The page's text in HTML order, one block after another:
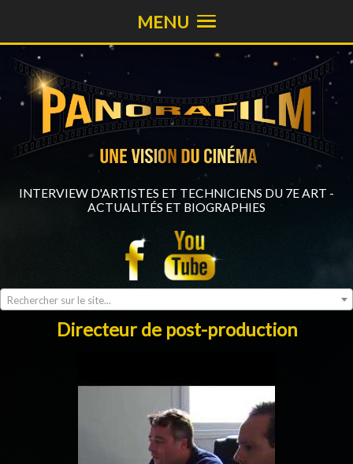
INTERVIEW D'ARTISTES ET TECHNICIENS DU 7E ART -
ACTUALITÉS ET BIOGRAPHIES
Rechercher sur le site...
MENU
Directeur de post-production